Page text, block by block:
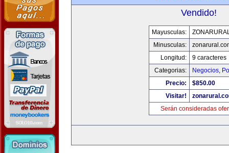
Vendido!
Mayusculas:
Minusculas:
Longitud:
9 caracteres
Categorias:
Negocios,
Precio:
$850.00
Visitar!
Serán consideradas